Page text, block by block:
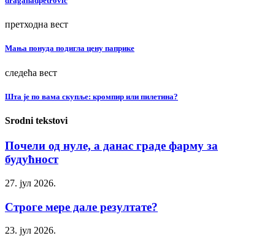
претходна вест
Мања понуда подигла цену паприке
следећа вест
Шта је по вама скупље: кромпир или пилетина?
Srodni tekstovi
Почели од нуле, а данас граде фарму за
будућност
27. јул 2026.
Строге мере дале резултате?
23. јул 2026.